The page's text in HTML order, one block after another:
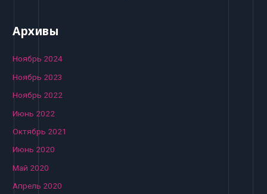
Архивы
Ноябрь 2024
Ноябрь 2023
Ноябрь 2022
Июнь 2022
Октябрь 2021
Июнь 2020
Май 2020
Апрель 2020